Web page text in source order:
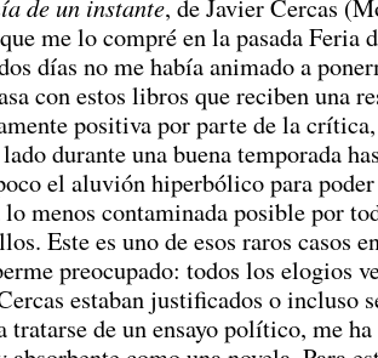
de un instante, de Javier Cercas
me lo compré en la pasada Feria
días no me había animado a
con estos libros que reciben una
positiva por parte de la
durante una buena temporada
el aluvión hiperbólico para
menos contaminada posible por
Este es uno de esos raros casos
preocupado: todos los elogios
estaban justificados o incluso
tratarse de un ensayo político, me